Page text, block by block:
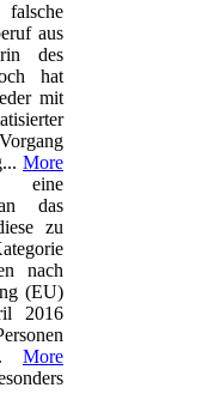
aus
des
hat
mit
More
eine
das
zu
nach
(EU)
2016
More